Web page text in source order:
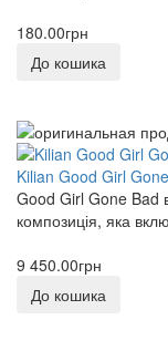
180.00грн
До кошика
Kilian Good Girl
Good Girl Gone Bad
композиція, яка
9 450.00грн
До кошика